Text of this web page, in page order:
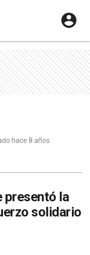
hace 8 años
presentó la
solidario